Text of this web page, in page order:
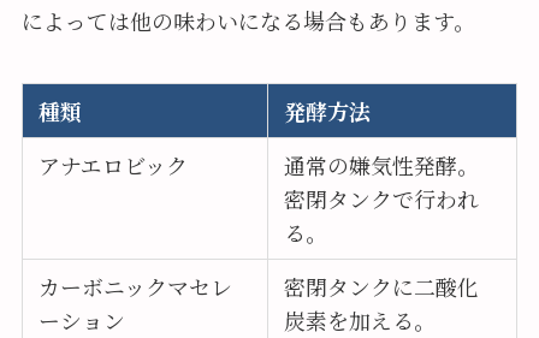
によっては他の味わいになる場合もあります。
種類
発酵方法
アナエロビック
通常の嫌気性発酵。
密閉タンクで行われ
る。
カーボニックマセレ
ーション
密閉タンクに二酸化
炭素を加える。